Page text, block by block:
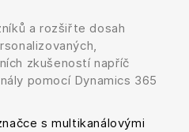
a rozšiřte dosah
zkušeností napříč
pomocí Dynamics 365
s multikanálovými